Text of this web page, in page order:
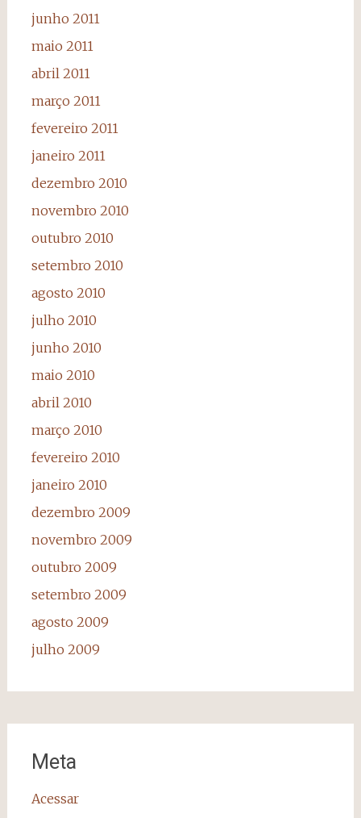
junho 2011
maio 2011
abril 2011
março 2011
fevereiro 2011
janeiro 2011
dezembro 2010
novembro 2010
outubro 2010
setembro 2010
agosto 2010
julho 2010
junho 2010
maio 2010
abril 2010
março 2010
fevereiro 2010
janeiro 2010
dezembro 2009
novembro 2009
outubro 2009
setembro 2009
agosto 2009
julho 2009
Meta
Acessar